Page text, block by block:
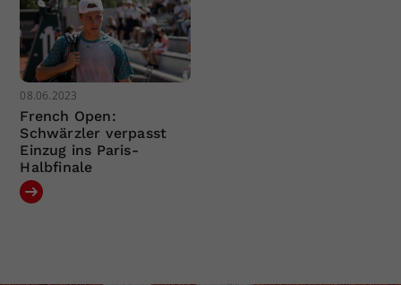
08.06.2023
French Open:
Schwärzler verpasst
Einzug ins Paris-
Halbfinale